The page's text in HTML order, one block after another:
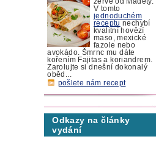
V tomto
jednoduchém
receptu nechybí
kvalitní hovězí
maso, mexické
fazole nebo
avokádo. Šmrnc mu dáte
kořením Fajitas a koriandrem.
Zarolujte si dnešní dokonalý
oběd...
pošlete nám recept
Odkazy na články
vydání